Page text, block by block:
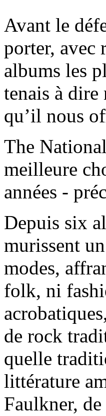
Avant le
porter, avec
albums les
tenais à dire
qu’il nous
The
meilleure
années -
Depuis six
murissent
modes,
folk, ni
de rock
quelle
littérature
Faulkner,